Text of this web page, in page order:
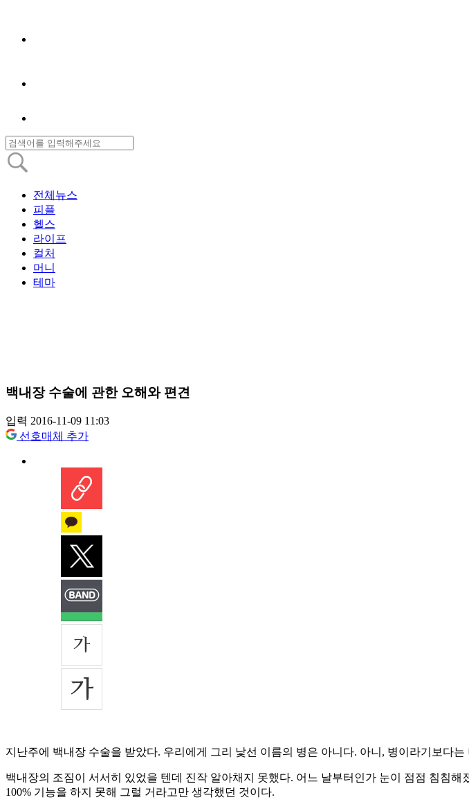
전체뉴스
피플
헬스
라이프
컬처
머니
테마
백내장 수술에 관한 오해와 편견
입력 2016-11-09 11:03
선호매체 추가
지난주에 백내장 수술을 받았다. 우리에게 그리 낯선 이름의 병은 아니다. 아니, 병이라기보다
백내장의 조짐이 서서히 있었을 텐데 진작 알아채지 못했다. 어느 날부터인가 눈이 점점 침침
100% 기능을 하지 못해 그럴 거라고만 생각했던 것이다.